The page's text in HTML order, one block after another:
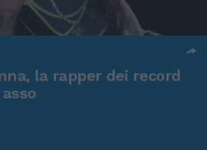
la rapper dei record